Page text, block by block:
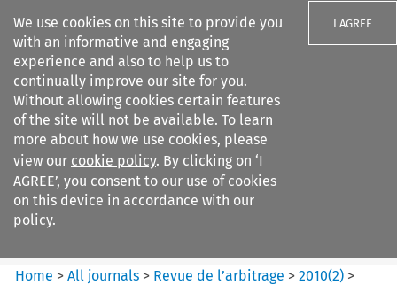
We use cookies on this site to provide you
with an informative and engaging
experience and also to help us to
continually improve our site for you.
Without allowing cookies certain features
of the site will not be available. To learn
more about how we use cookies, please
view our cookie policy. By clicking on ‘I
AGREE’, you consent to our use of cookies
on this device in accordance with our
policy.
I AGREE
Search filters
Revue de
l%E2%80%99arbitrage
Home >All journals > Revue de l’arbitrage >2010(2) >